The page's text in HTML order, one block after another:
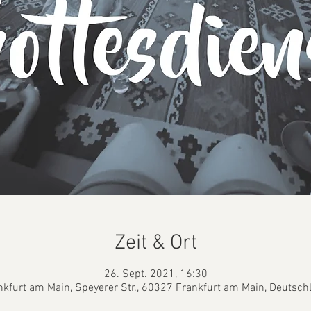
Zeit & Ort
26. Sept. 2021, 16:30
am Main, Speyerer Str., 60327 Frankfurt am Main,